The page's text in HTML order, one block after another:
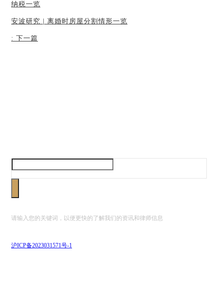
纳税一览
安波研究 | 离婚时房屋分割情形一览
: 下一篇
请输入您的关键词，以便更快的了解我们的资讯和律师信息
沪ICP备2023031571号-1